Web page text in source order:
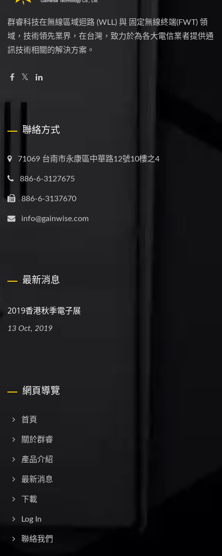
群睿科技在無線區域迴路 (WLL) 與 固定無線終端(FWT) 領
域，技術領先業界，在台灣，致力於為各大電信業者提供通
訊技術相關的解決方案。
聯絡方式
71069 台南市永康區中華路12號10樓之4
886-6-3127675
886-6-3137670
info@gainwise.com
最新消息
2019香港秋季電子展
13 Oct, 2019
網頁導覽
首頁
關於群睿
產品介紹
最新消息
下載
Log In
聯絡我們